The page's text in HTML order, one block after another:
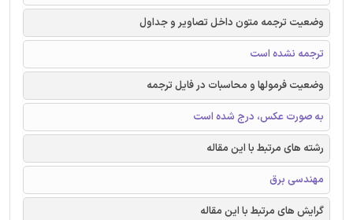
وضعیت ترجمه متون داخل تصاویر و جداول
ترجمه نشده است
وضعیت فرمولها و محاسبات در فایل ترجمه
به صورت عکس، درج شده است
رشته های مرتبط با این مقاله
مهندسی برق
گرایش های مرتبط با این مقاله